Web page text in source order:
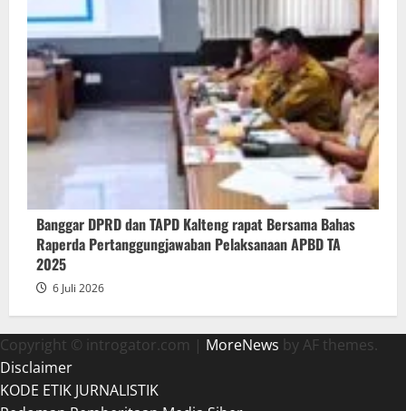
Banggar DPRD dan TAPD Kalteng rapat Bersama Bahas
Raperda Pertanggungjawaban Pelaksanaan APBD TA
2025
6 Juli 2026
Copyright © introgator.com | MoreNews by AF themes.
Disclaimer
KODE ETIK JURNALISTIK